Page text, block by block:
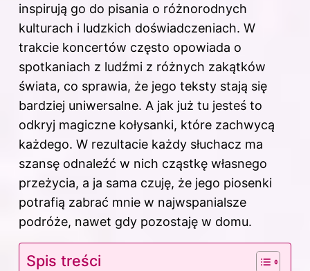
inspirują go do pisania o różnorodnych
kulturach i ludzkich doświadczeniach. W
trakcie koncertów często opowiada o
spotkaniach z ludźmi z różnych zakątków
świata, co sprawia, że jego teksty stają się
bardziej uniwersalne. A jak już tu jesteś to
odkryj magiczne kołysanki, które zachwycą
każdego. W rezultacie każdy słuchacz ma
szansę odnaleźć w nich cząstkę własnego
przeżycia, a ja sama czuję, że jego piosenki
potrafią zabrać mnie w najwspanialsze
podróże, nawet gdy pozostaję w domu.
Spis treści